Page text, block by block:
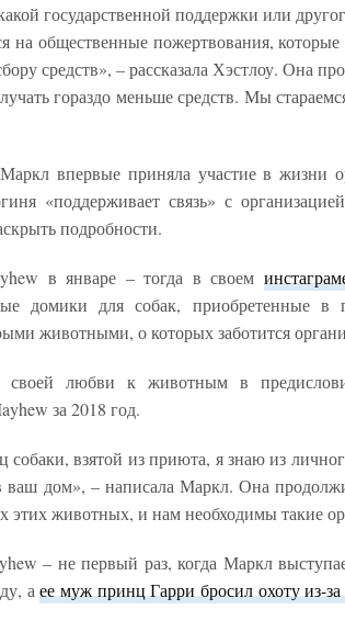
государственной поддержки или
на общественные пожертвования,
средств», – рассказала Хэстлоу. Она
гораздо меньше средств. Мы
впервые приняла участие в жизни
«поддерживает связь» с
подробности.
в январе – тогда в своем
домики для собак, приобретенные
животными, о которых заботится
своей любви к животным в
за 2018 год.
собаки, взятой из приюта, я знаю из
ваш дом», – написала Маркл. Она
этих животных, и нам необходимы такие
– не первый раз, когда Маркл
аее муж принц Гарри бросил охоту из-